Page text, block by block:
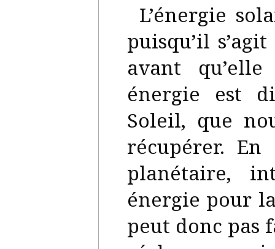
L’énergie
puisqu’il
avant
énergie est
Soleil, que
récupérer. En
planétaire,
énergie pour
peut donc pas